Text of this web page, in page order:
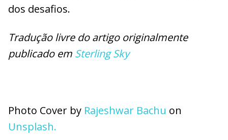
dos desafios.
Tradução livre do artigo originalmente
publicado em Sterling Sky
Photo Cover by Rajeshwar Bachu on
Unsplash.